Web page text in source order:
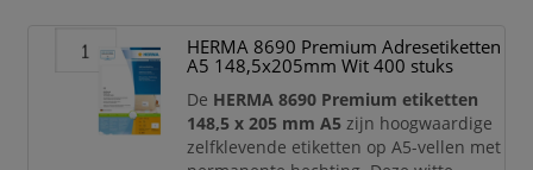
verzendinformatie, dossierlabels en
duidelijke documentmarkeringen.
De etikett
HERMA 8690 Premium Adresetiketten
A5 148,5x205mm Wit 400 stuks
De HERMA 8690 Premium etiketten
148,5 x 205 mm A5 zijn hoogwaardige
zelfklevende etiketten op A5-vellen met